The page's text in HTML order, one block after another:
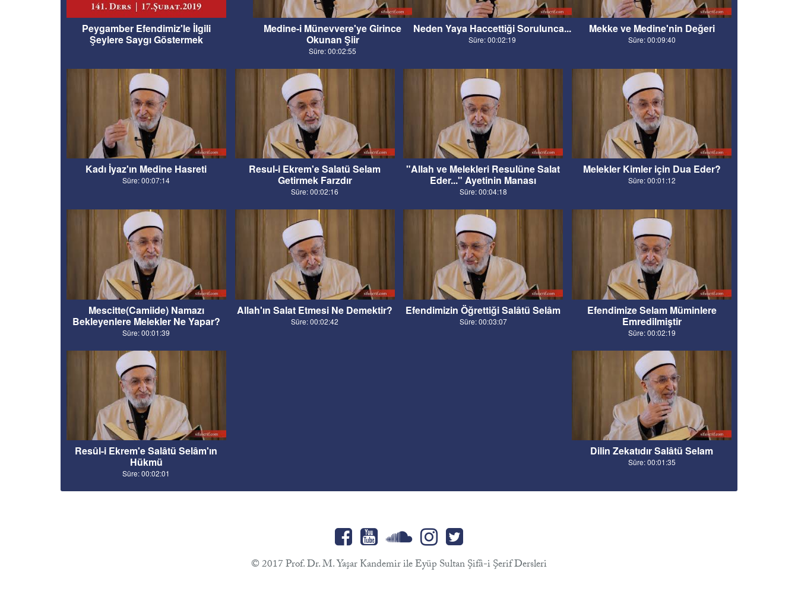
Peygamber Efendimiz'le İlgili
Şeylere Saygı Göstermek
Medine-i Münevvere'ye Girince
Okunan Şiir
Süre: 00:02:55
Neden Yaya Haccettiği Sorulunca...
Süre: 00:02:19
Mekke ve Medine'nin Değeri
Süre: 00:09:40
Kadı İyaz'ın Medine Hasreti
Süre: 00:07:14
Resul-i Ekrem'e Salatü Selam
Getirmek Farzdır
Süre: 00:02:16
"Allah ve Melekleri Resulüne Salat
Eder..." Ayetinin Manası
Süre: 00:04:18
Melekler Kimler için Dua Eder?
Süre: 00:01:12
Mescitte(Camiide) Namazı
Bekleyenlere Melekler Ne Yapar?
Süre: 00:01:39
Allah'ın Salat Etmesi Ne Demektir?
Süre: 00:02:42
Efendimizin Öğrettiği Salâtü Selâm
Süre: 00:03:07
Efendimize Selam Müminlere
Emredilmiştir
Süre: 00:02:19
Resûl-i Ekrem'e Salâtü Selâm'ın
Hükmü
Süre: 00:02:01
Dilin Zekatıdır Salâtü Selam
Süre: 00:01:35
© 2017 Prof. Dr. M. Yaşar Kandemir ile Eyüp Sultan Şifâ-i Şerif Dersleri